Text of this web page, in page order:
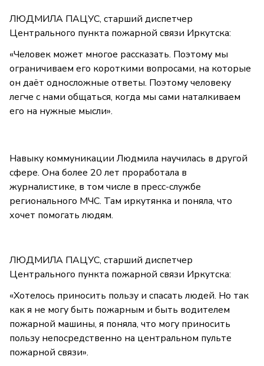
ЛЮДМИЛА ПАЦУС, старший диспетчер
Центрального пункта пожарной связи Иркутска:
«Человек может многое рассказать. Поэтому мы
ограничиваем его короткими вопросами, на которые
он даёт односложные ответы. Поэтому человеку
легче с нами общаться, когда мы сами наталкиваем
его на нужные мысли».
Навыку коммуникации Людмила научилась в другой
сфере. Она более 20 лет проработала в
журналистике, в том числе в пресс-службе
регионального МЧС. Там иркутянка и поняла, что
хочет помогать людям.
ЛЮДМИЛА ПАЦУС, старший диспетчер
Центрального пункта пожарной связи Иркутска:
«Хотелось приносить пользу и спасать людей. Но так
как я не могу быть пожарным и быть водителем
пожарной машины, я поняла, что могу приносить
пользу непосредственно на центральном пульте
пожарной связи».